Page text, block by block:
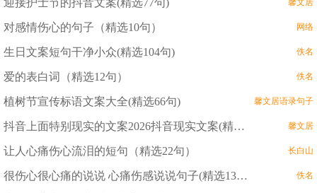
迎接护士节的抖音文案(精选77句) 馨文居
对感情伤心的句子（精选10句） 网络
生日文案短句干净小众(精选104句) 佚名
爱的表白词（精选12句） 佚名
植树节宣传标语文案大全(精选66句) 馨文居语录句子
抖音上面特别现实的文案2026抖音现实文案(精选78句) 馨文居
让人心痛伤心流泪的短句（精选22句） 长白山
很伤心很心痛的说说 心痛伤感说说句子(精选13句） 佚名